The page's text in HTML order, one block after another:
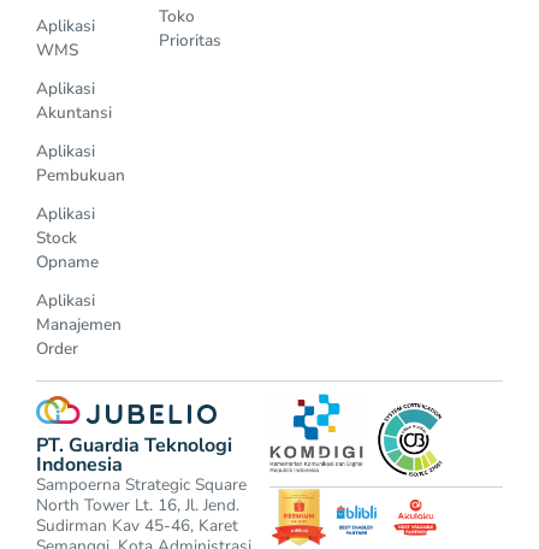
Aplikasi
WMS
Aplikasi
Akuntansi
Aplikasi
Pembukuan
Aplikasi
Stock
Opname
Aplikasi
Manajemen
Order
Toko
Prioritas
PT. Guardia Teknologi
Indonesia
Sampoerna Strategic Square
North Tower Lt. 16, Jl. Jend.
Sudirman Kav 45-46, Karet